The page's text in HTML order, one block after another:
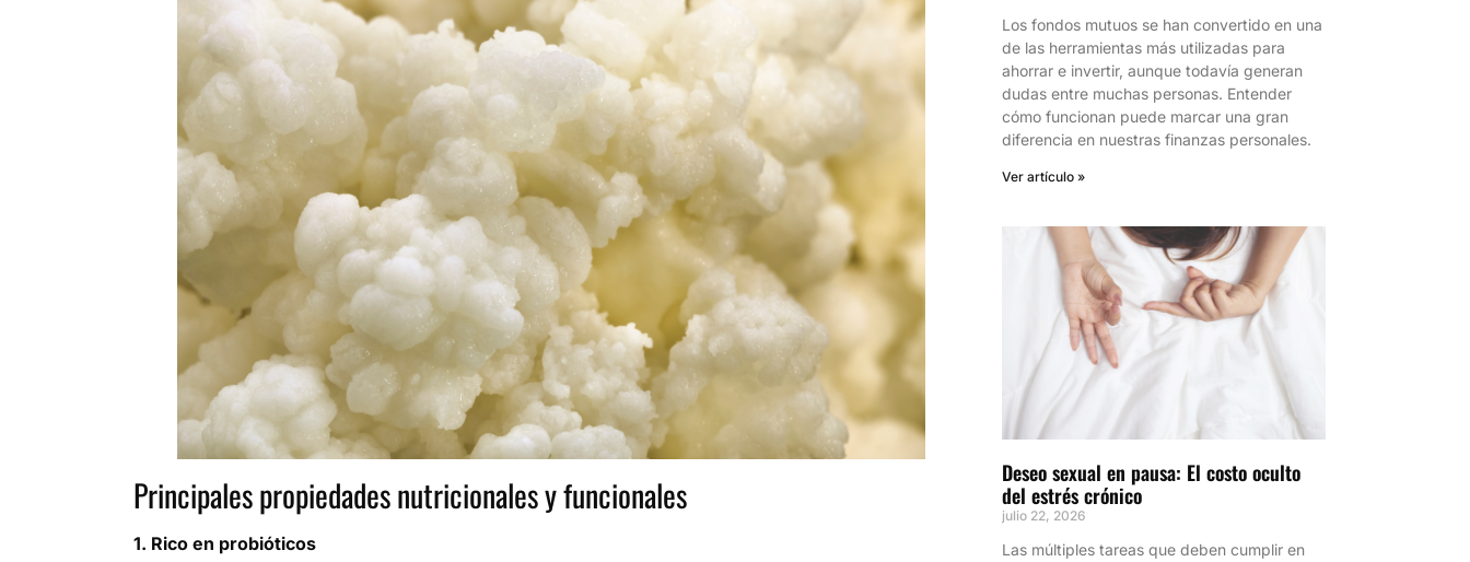
Principales propiedades nutricionales y funcionales
1. Rico en probióticos
Los fondos mutuos se han convertido en una
de las herramientas más utilizadas para
ahorrar e invertir, aunque todavía generan
dudas entre muchas personas. Entender
cómo funcionan puede marcar una gran
diferencia en nuestras finanzas personales.
Ver artículo »
Deseo sexual en pausa: El costo oculto
del estrés crónico
julio 22, 2026
Las múltiples tareas que deben cumplir en